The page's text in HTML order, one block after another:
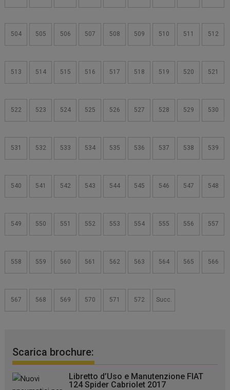
504 505 506 507 508 509 510 511 512
513 514 515 516 517 518 519 520 521
522 523 524 525 526 527 528 529 530
531 532 533 534 535 536 537 538 539
540 541 542 543 544 545 546 547 548
549 550 551 552 553 554 555 556 557
558 559 560 561 562 563 564 565 566
567 568 569 570 571 572 Succ.
Scarica brochure:
Libretto d’Uso e Manutenzione FIAT
124 Spider Cabriolet 2017